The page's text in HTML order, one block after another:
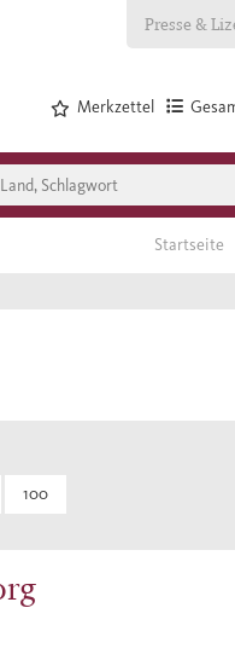
Presse &
Merkzettel
Startseite
100